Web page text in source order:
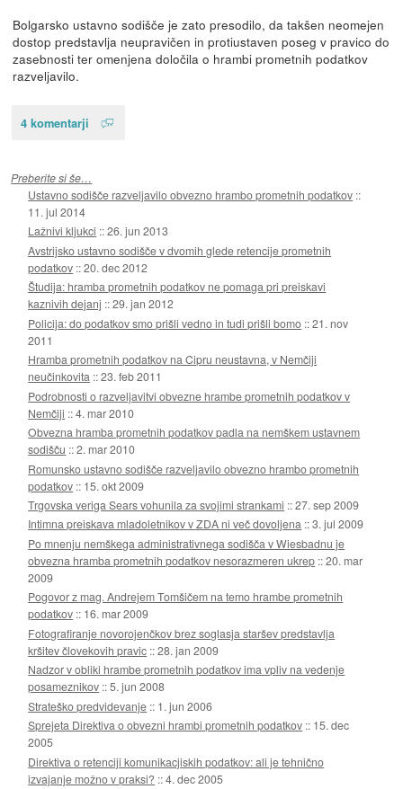
Bolgarsko ustavno sodišče je zato presodilo, da takšen neomejen
dostop predstavlja neupravičen in protiustaven poseg v pravico do
zasebnosti ter omenjena določila o hrambi prometnih podatkov
razveljavilo.
4 komentarji
Preberite si še…
Ustavno sodišče razveljavilo obvezno hrambo prometnih podatkov ::
11. jul 2014
Lažnivi kljukci ::26. jun 2013
Avstrijsko ustavno sodišče v dvomih glede retencije prometnih
podatkov ::20. dec 2012
Študija: hramba prometnih podatkov ne pomaga pri preiskavi
kaznivih dejanj ::29. jan 2012
Policija: do podatkov smo prišli vedno in tudi prišli bomo ::21. nov
2011
Hramba prometnih podatkov na Cipru neustavna, v Nemčiji
neučinkovita ::23. feb 2011
Podrobnosti o razveljavitvi obvezne hrambe prometnih podatkov v
Nemčiji ::4. mar 2010
Obvezna hramba prometnih podatkov padla na nemškem ustavnem
sodišču ::2. mar 2010
Romunsko ustavno sodišče razveljavilo obvezno hrambo prometnih
podatkov :: 15. okt 2009
Trgovska veriga Sears vohunila za svojimi strankami ::27. sep 2009
Intimna preiskava mladoletnikov v ZDA ni več dovoljena ::3. jul 2009
Po mnenju nemškega administrativnega sodišča v Wiesbadnu je
obvezna hramba prometnih podatkov nesorazmeren ukrep ::20. mar
2009
Pogovor z mag. Andrejem Tomšičem na temo hrambe prometnih
podatkov :: 16. mar 2009
Fotografiranje novorojenčkov brez soglasja staršev predstavlja
kršitev človekovih pravic ::28. jan 2009
Nadzor v obliki hrambe prometnih podatkov ima vpliv na vedenje
posameznikov ::5. jun 2008
Strateško predvidevanje :: 1. jun 2006
Sprejeta Direktiva o obvezni hrambi prometnih podatkov :: 15. dec
2005
Direktiva o retenciji komunikacjiskih podatkov: ali je tehnično
izvajanje možno v praksi? ::4. dec 2005